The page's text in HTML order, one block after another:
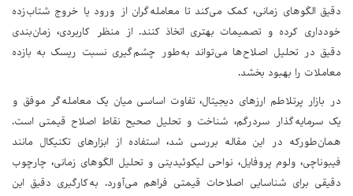
دقیق الگوهای زمانی، کمک می‌کند تا معامله‌گران از ورود یا خروج شتاب‌زده
خودداری کرده و تصمیمات بهتری اتخاذ کنند. از منظر کاربردی، زمان‌بندی
دقیق در تحلیل اصلاح‌ها می‌تواند به‌طور چشم‌گیری نسبت ریسک به بازده
معاملات را بهبود بخشد.
در بازار پرتلاطم ارزهای دیجیتال، تفاوت اساسی میان یک معامله‌گر موفق و
یک سرمایه‌گذار سردرگم، شناخت و تحلیل صحیح نقاط اصلاح قیمتی است.
همان‌طورکه در این مقاله بررسی شد، استفاده از ابزارهای تکنیکال مانند
فیبوناچی، ولوم پروفایل، نواحی لیکوئیدیتی و تحلیل الگوهای زمانی، چارچوب
دقیقی برای شناسایی اصلاحات قیمتی فراهم می‌آورد. به‌کارگیری دقیق این